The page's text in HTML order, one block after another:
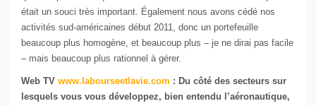
était un souci très important. Également nous avons cédé nos
activités sud-américaines début 2011, donc un portefeuille
beaucoup plus homogène, et beaucoup plus – je ne dirai pas facile
– mais beaucoup plus rationnel à gérer.
Web TV www.labourseetlavie.com : Du côté des secteurs sur
lesquels vous vous développez, bien entendu l’aéronautique,